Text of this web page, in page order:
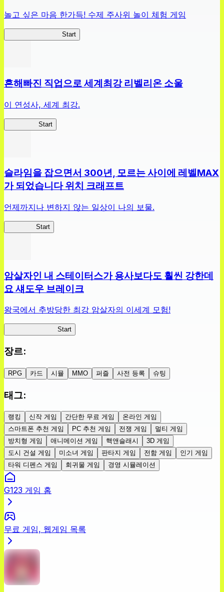
놀고 싶은 마음 한가득! 수제 주사위 놀이 체험 게임
Start
흔해빠진 직업으로 세계최강 리벨리온 소울
이 연성사, 세계 최강.
Start
슬라임을 잡으면서 300년, 모르는 사이에 레벨MAX
가 되었습니다 위치 크래프트
언제까지나 변하지 않는 일상이 나의 보물.
Start
암살자인 내 스테이터스가 용사보다도 훨씬 강한데
요 섀도우 브레이크
왕국에서 추방당한 최강 암살자의 이세계 모험!
Start
장르:
RPG 카드 시뮬 MMO 퍼즐 사전 등록 슈팅
태그:
랭킹 신작 게임 간단한 무료 게임
온라인 게임
스마트폰 추천 게임
PC 추천 게임 전쟁 게임
멀티 게임
방치형 게임
애니메이션 게임 핵앤슬래시
3D 게임
도시 건설 게임
미소녀 게임 판타지 게임 전함 게임
인기 게임
타워 디펜스 게임
회귀물 게임 경영 시뮬레이션
G123 게임 홈
무료 게임, 웹게임 목록